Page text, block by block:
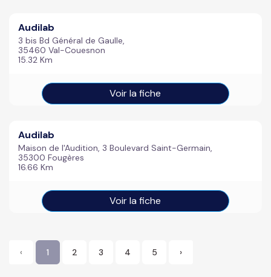
Audilab
3 bis Bd Général de Gaulle,
35460 Val-Couesnon
15.32 Km
Voir la fiche
Audilab
Maison de l'Audition, 3 Boulevard Saint-Germain,
35300 Fougères
16.66 Km
Voir la fiche
‹ 1 2 3 4 5 ›